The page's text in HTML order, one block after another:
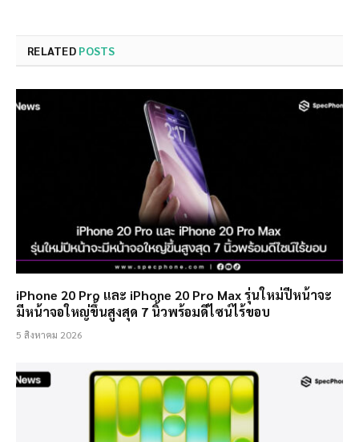
RELATED POSTS
iPhone 20 Pro และ iPhone 20 Pro Max รุ่นใหม่ปีหน้าจะ
มีหน้าจอใหญ่ขึ้นสูงสุด 7 นิ้วพร้อมดีไซน์ไร้ขอบ
5 สิงหาคม 2026